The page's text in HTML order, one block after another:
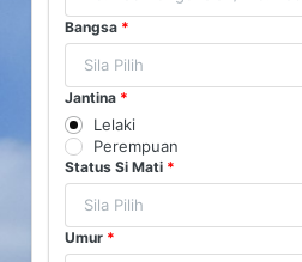
Bangsa *
Sila Pilih
Jantina *
Lelaki
Perempuan
Status Si Mati *
Sila Pilih
Umur *